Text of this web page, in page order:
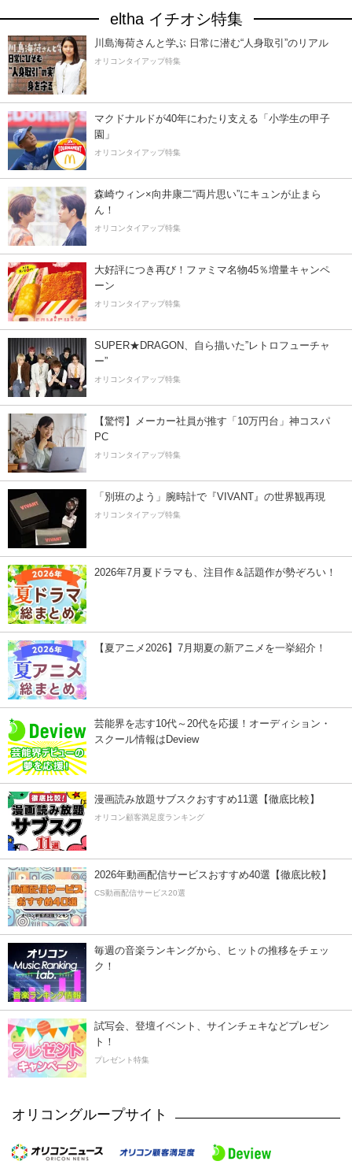
eltha イチオシ特集
川島海荷さんと学ぶ 日常に潜む“人身取引”のリアル
オリコンタイアップ特集
マクドナルドが40年にわたり支える「小学生の甲子
園」
オリコンタイアップ特集
森崎ウィン×向井康二“両片思い”にキュンが止まら
ん！
オリコンタイアップ特集
大好評につき再び！ファミマ名物45％増量キャンペ
ーン
オリコンタイアップ特集
SUPER★DRAGON、自ら描いた”レトロフューチャ
ー”
オリコンタイアップ特集
【驚愕】メーカー社員が推す「10万円台」神コスパ
PC
オリコンタイアップ特集
「別班のよう」腕時計で『VIVANT』の世界観再現
オリコンタイアップ特集
2026年7月夏ドラマも、注目作＆話題作が勢ぞろい！
【夏アニメ2026】7月期夏の新アニメを一挙紹介！
芸能界を志す10代～20代を応援！オーディション・
スクール情報はDeview
漫画読み放題サブスクおすすめ11選【徹底比較】
オリコン顧客満足度ランキング
2026年動画配信サービスおすすめ40選【徹底比較】
CS動画配信サービス20選
毎週の音楽ランキングから、ヒットの推移をチェッ
ク！
試写会、登壇イベント、サインチェキなどプレゼン
ト！
プレゼント特集
オリコングループサイト